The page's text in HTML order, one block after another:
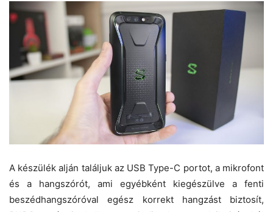
A készülék alján találjuk az USB Type-C portot, a mikrofont
és a hangszórót, ami egyébként kiegészülve a fenti
beszédhangszóróval egész korrekt hangzást biztosít,